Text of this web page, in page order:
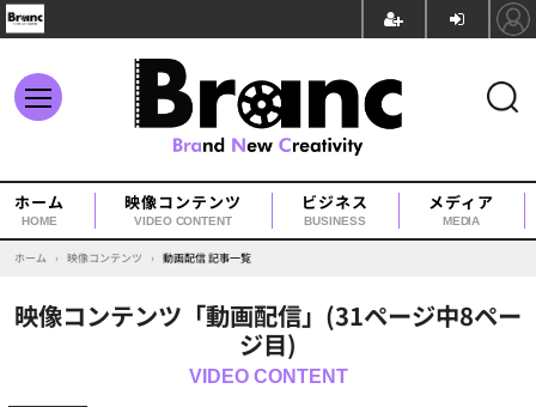
ホーム
HOME
映像コンテンツ
VIDEO CONTENT
ビジネス
BUSINESS
メディア
MEDIA
ホーム › 映像コンテンツ › 動画配信 記事一覧
映像コンテンツ「動画配信」(31ページ中8ペー
ジ目)